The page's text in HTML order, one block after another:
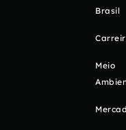
Brasil
Meio